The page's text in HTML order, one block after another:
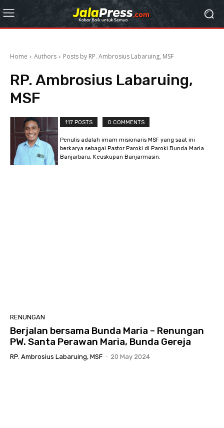
Home Authors Posts by RP. Ambrosius Labaruing, MSF
RP. Ambrosius Labaruing,
MSF
117 POSTS 0 COMMENTS
Penulis adalah imam misionaris MSF yang saat ini
berkarya sebagai Pastor Paroki di Paroki Bunda Maria
Banjarbaru, Keuskupan Banjarmasin.
RENUNGAN
Berjalan bersama Bunda Maria – Renungan
PW. Santa Perawan Maria, Bunda Gereja
RP. Ambrosius Labaruing, MSF - 20 May 2024